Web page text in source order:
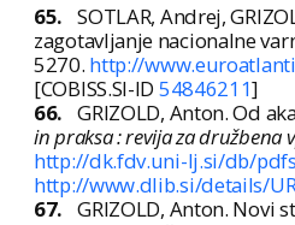
65. SOTLAR, Andrej,
zagotavljanje nacionalne
5270. http://
[COBISS.SI-ID 54846211]
66. GRIZOLD, Anton. Od
in praksa : revija za družbena
http://dk.fdv.uni-lj.si/db/
http://www.dlib.si/details/
67. GRIZOLD, Anton. Novi